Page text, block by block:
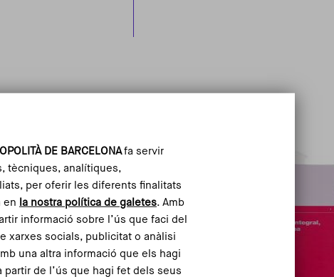
DE BARCELONAfa servir
tècniques, analítiques,
per oferir les diferents finalitats
en la nostra política de galetes. Amb
informació sobre l’ús que faci del
xarxes socials, publicitat o anàlisi
una altra informació que els hagi
de l’ús que hagi fet dels seus